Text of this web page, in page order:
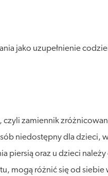
jako uzupełnienie
zamiennik
niedostępny dla dzieci,
piersią oraz u dzieci
mogą różnić się od